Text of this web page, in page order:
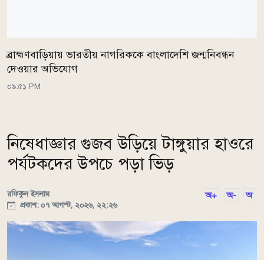
ব্রাহ্মণবাড়িয়ায় ভারতীয় নাগরিককে বাংলাদেশি জন্মনিবন্ধন
দেওয়ার অভিযোগ
০৯:৫১ PM
নিষেধাজ্ঞার গুজব উড়িয়ে টাঙ্গুয়ার হাওরে
পর্যটকদের উপচে পড়া ভিড়
রফিকুল ইসলাম
প্রকাশ: ০৭ আগস্ট, ২০২৬, ২২:২৬
অ+ অ- অ